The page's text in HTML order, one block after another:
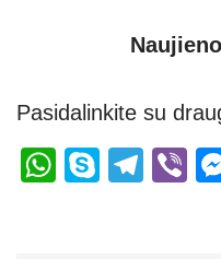
Pasidalinkite su
W
S
T
Vi